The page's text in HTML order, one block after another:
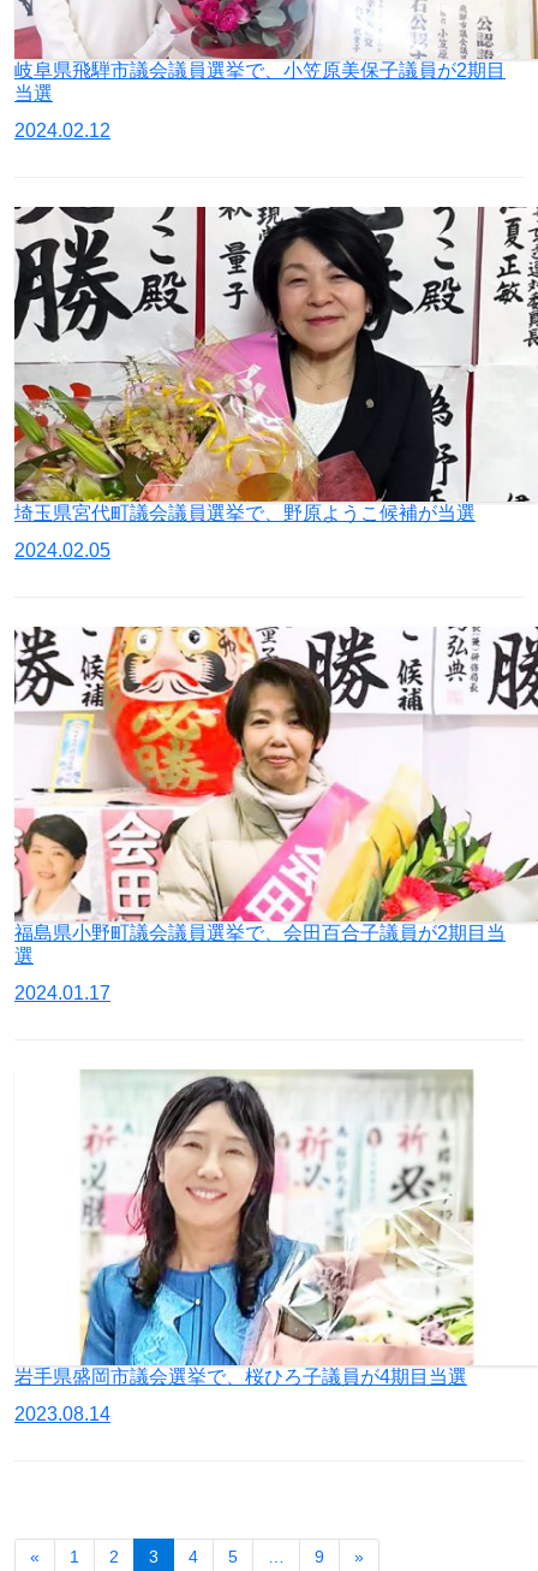
岐阜県飛騨市議会議員選挙で、小笠原美保子議員が2期目
当選
2024.02.12
埼玉県宮代町議会議員選挙で、野原ようこ候補が当選
2024.02.05
福島県小野町議会議員選挙で、会田百合子議員が2期目当
選
2024.01.17
岩手県盛岡市議会選挙で、桜ひろ子議員が4期目当選
2023.08.14
« 1 2 3 4 5 9 »